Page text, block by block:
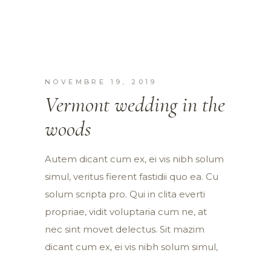
NOVEMBRE 19, 2019
Vermont wedding in the
woods
Autem dicant cum ex, ei vis nibh solum
simul, veritus fierent fastidii quo ea. Cu
solum scripta pro. Qui in clita everti
propriae, vidit voluptaria cum ne, at
nec sint movet delectus. Sit mazim
dicant cum ex, ei vis nibh solum simul,